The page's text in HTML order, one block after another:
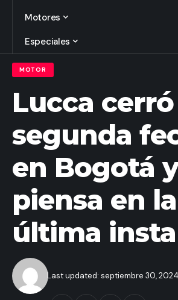
Motores
Especiales
MOTOR
Lucca
segunda
en Bogotá
piensa en la
última
Last updated: septiembre 30,